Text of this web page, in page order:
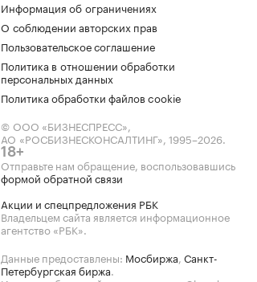
Информация об ограничениях
О соблюдении авторских прав
Пользовательское соглашение
Политика в отношении обработки
персональных данных
Политика обработки файлов cookie
© ООО «БИЗНЕСПРЕСС»,
АО «РОСБИЗНЕСКОНСАЛТИНГ», 1995–2026.
18+
Отправьте нам обращение, воспользовавшись
формой обратной связи
Акции и спецпредложения РБК
Владельцем сайта является информационное
агентство «РБК».
Данные предоставлены: Мосбиржа, Санкт-
Петербургская биржа.